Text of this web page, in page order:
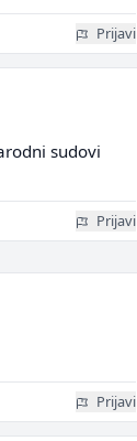
Prijavi
sudovi
Prijavi
Prijavi